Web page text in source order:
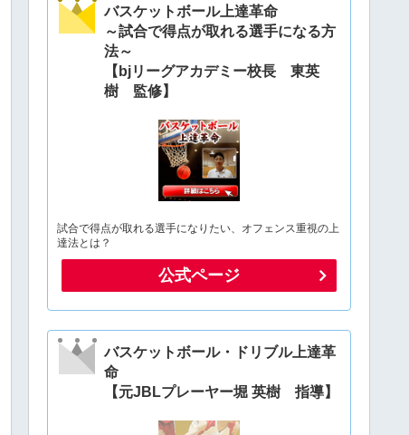
バスケットボール上達革命
～試合で得点が取れる選手になる方
法～
【bjリーグアカデミー校長 東英
樹 監修】
試合で得点が取れる選手になりたい、オフェンス重視の上
達法とは？
公式ページ
バスケットボール・ドリブル上達革
命
【元JBLプレーヤー堀 英樹 指導】